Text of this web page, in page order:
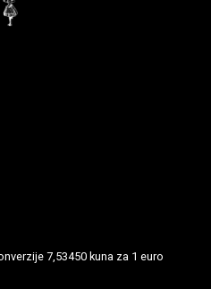
7,53450 kuna za 1 euro